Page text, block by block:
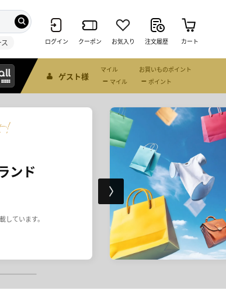
ログイン クーポン お気入り 注文履歴 カート
ゲスト様
マイル
－ マイル
お買いものポイント
－ ポイント
多様なブランドが出店